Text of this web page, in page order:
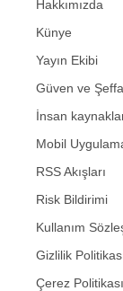
Hakkımızda
Künye
Yayın Ekibi
Güven ve
İnsan
Mobil
RSS Akışları
Risk Bildirimi
Kullanım
Gizlilik
Çerez Politikası